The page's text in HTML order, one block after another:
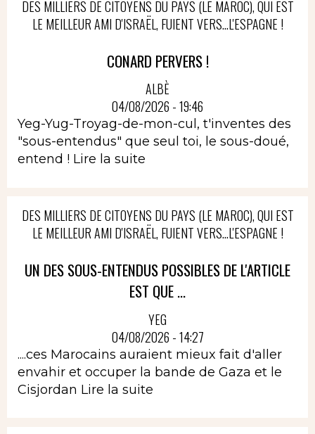
DES MILLIERS DE CITOYENS DU PAYS (LE MAROC), QUI EST
LE MEILLEUR AMI D'ISRAËL, FUIENT VERS...L'ESPAGNE !
CONARD PERVERS !
ALBÈ
04/08/2026 - 19:46
Yeg-Yug-Troyag-de-mon-cul, t'inventes des
"sous-entendus" que seul toi, le sous-doué,
entend ! Lire la suite
DES MILLIERS DE CITOYENS DU PAYS (LE MAROC), QUI EST
LE MEILLEUR AMI D'ISRAËL, FUIENT VERS...L'ESPAGNE !
UN DES SOUS-ENTENDUS POSSIBLES DE L'ARTICLE
EST QUE ...
YEG
04/08/2026 - 14:27
....ces Marocains auraient mieux fait d'aller
envahir et occuper la bande de Gaza et le
Cisjordan Lire la suite